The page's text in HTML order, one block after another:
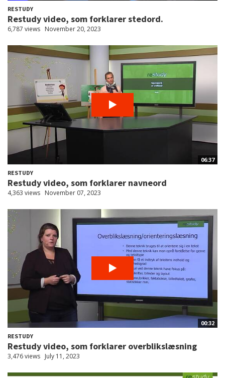
RESTUDY
Restudy video, som forklarer stedord.
6,787 views November 20, 2023
06:37
RESTUDY
Restudy video, som forklarer navneord
4,363 views November 07, 2023
00:32
RESTUDY
Restudy video, som forklarer overblikslæsning
3,476 views July 11, 2023